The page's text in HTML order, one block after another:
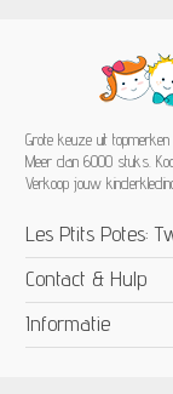
Grote keuze uit
Meer dan 6000 stuks.
Verkoop jouw
Les Ptits Potes:
Contact & Hulp
Informatie